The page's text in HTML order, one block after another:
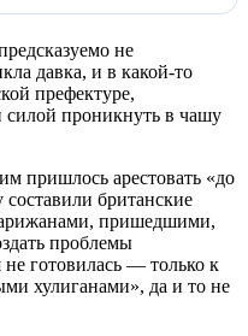
не
давка, и в какой-то
префектуре,
проникнуть в чашу
пришлось арестовать «до
британские
пришедшими,
проблемы
готовилась — только к
хулиганами», да и то не